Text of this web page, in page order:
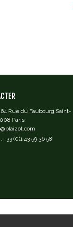
Rue du Faubourg Saint-
Paris
+33 (0)1 43 59 36 58